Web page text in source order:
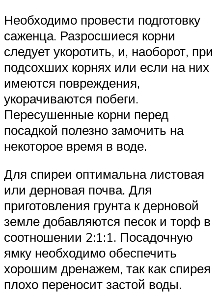
Необходимо провести подготовку
саженца. Разросшиеся корни
следует укоротить, и, наоборот, при
подсохших корнях или если на них
имеются повреждения,
укорачиваются побеги.
Пересушенные корни перед
посадкой полезно замочить на
некоторое время в воде.
Для спиреи оптимальна листовая
или дерновая почва. Для
приготовления грунта к дерновой
земле добавляются песок и торф в
соотношении 2:1:1. Посадочную
ямку необходимо обеспечить
хорошим дренажем, так как спирея
плохо переносит застой воды.